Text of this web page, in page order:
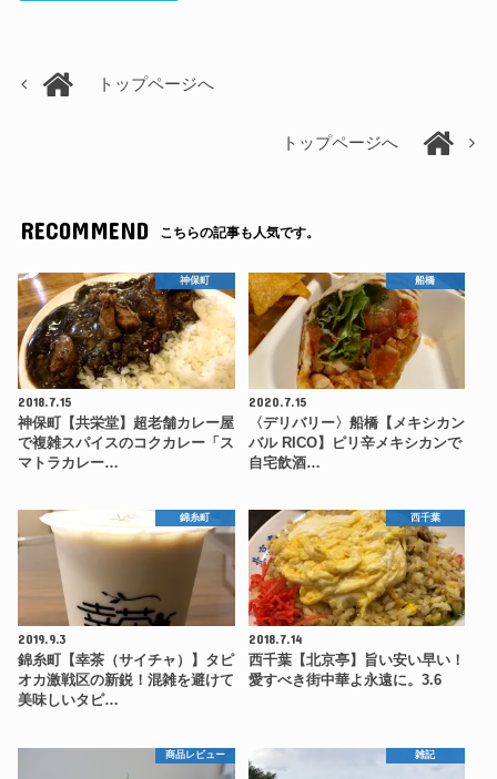
トップページへ
トップページへ
RECOMMEND こちらの記事も人気です。
神保町
2018.7.15
神保町【共栄堂】超老舗カレー屋
で複雑スパイスのコクカレー「ス
マトラカレー…
船橋
2020.7.15
〈デリバリー〉船橋【メキシカン
バル RICO】ピリ辛メキシカンで
自宅飲酒…
錦糸町
2019.9.3
錦糸町【幸茶（サイチャ）】タピ
オカ激戦区の新鋭！混雑を避けて
美味しいタピ…
西千葉
2018.7.14
西千葉【北京亭】旨い安い早い！
愛すべき街中華よ永遠に。3.6
商品レビュー 雑記